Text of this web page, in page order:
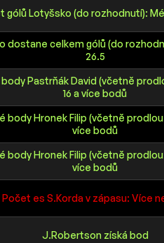
gólů Lotyšsko (do rozhodnutí):
dostane celkem gólů (do
26.5
Pastrňák David (včetně
16 a více bodů
body Hronek Filip (včetně
více bodů
body Hronek Filip (včetně
více bodů
Počet es S.Korda v zápasu: Více
J.Robertson získá bod